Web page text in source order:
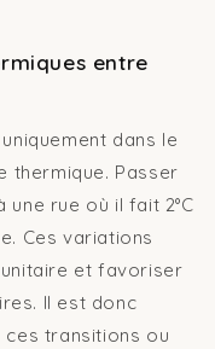
entre
dans le
thermique. Passer
une rue où il fait 2°C
Ces variations
et favoriser
Il est donc
transitions ou